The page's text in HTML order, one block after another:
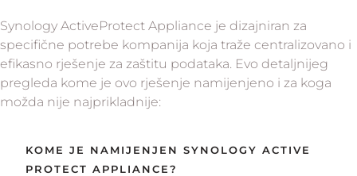
Synology ActiveProtect Appliance je dizajniran za
specifične potrebe kompanija koja traže centralizovano i
efikasno rješenje za zaštitu podataka. Evo detaljnijeg
pregleda kome je ovo rješenje namijenjeno i za koga
možda nije najprikladnije:
KOME JE NAMIJENJEN SYNOLOGY ACTIVE
PROTECT APPLIANCE?